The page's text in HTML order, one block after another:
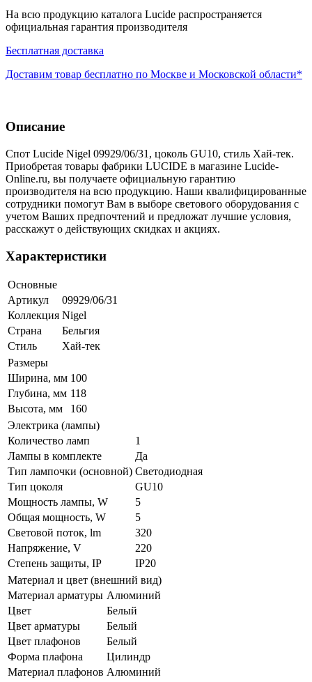
На всю продукцию каталога Lucide распространяется
официальная гарантия производителя
Бесплатная доставка
Доставим товар бесплатно по Москве и Московской области*
Описание
Спот Lucide Nigel 09929/06/31, цоколь GU10, стиль Хай-тек.
Приобретая товары фабрики LUCIDE в магазине Lucide-
Online.ru, вы получаете официальную гарантию
производителя на всю продукцию. Наши квалифицированные
сотрудники помогут Вам в выборе светового оборудования с
учетом Ваших предпочтений и предложат лучшие условия,
расскажут о действующих скидках и акциях.
Характеристики
Основные
Артикул
09929/06/31
Коллекция Nigel
Страна
Бельгия
Стиль
Хай-тек
Размеры
Ширина, мм 100
Глубина, мм 118
Высота, мм
160
Электрика (лампы)
Количество ламп
1
Лампы в комплекте
Да
Тип лампочки (основной) Светодиодная
Тип цоколя
GU10
Мощность лампы, W
5
Общая мощность, W
5
Световой поток, lm
320
Напряжение, V
220
Степень защиты, IP
IP20
Материал и цвет (внешний вид)
Материал арматуры Алюминий
Цвет
Белый
Цвет арматуры
Белый
Цвет плафонов
Белый
Форма плафона
Цилиндр
Материал плафонов Алюминий